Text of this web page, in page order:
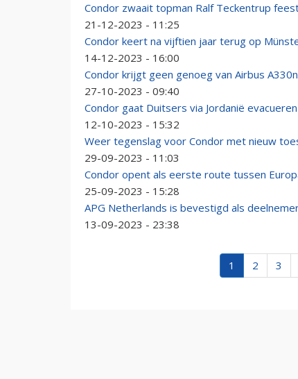
Condor zwaait topman Ralf Teckentrup
21-12-2023 - 11:25
Condor keert na vijftien jaar terug op
14-12-2023 - 16:00
Condor krijgt geen genoeg van Airbus
27-10-2023 - 09:40
Condor gaat Duitsers via Jordanië
12-10-2023 - 15:32
Weer tegenslag voor Condor met nieuw
29-09-2023 - 11:03
Condor opent als eerste route tussen
25-09-2023 - 15:28
APG Netherlands is bevestigd als
13-09-2023 - 23:38
1 2 3